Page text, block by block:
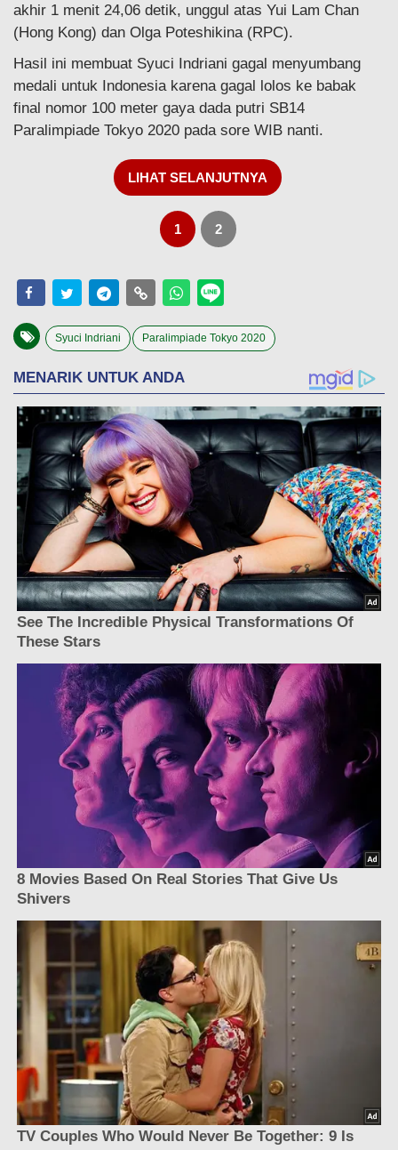
akhir 1 menit 24,06 detik, unggul atas Yui Lam Chan
(Hong Kong) dan Olga Poteshikina (RPC).
Hasil ini membuat Syuci Indriani gagal menyumbang
medali untuk Indonesia karena gagal lolos ke babak
final nomor 100 meter gaya dada putri SB14
Paralimpiade Tokyo 2020 pada sore WIB nanti.
LIHAT SELANJUTNYA
1 2
Syuci Indriani Paralimpiade Tokyo 2020